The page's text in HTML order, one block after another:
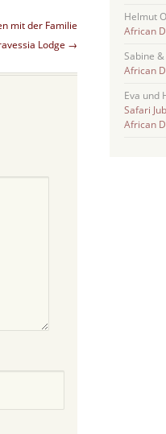
mit der Familie
Lodge →
Helmut
African
Sabine
African
Eva und
Safari
African